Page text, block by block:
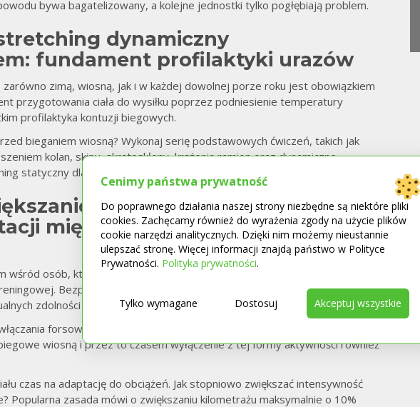
bywa bagatelizowany, a kolejne jednostki tylko pogłębiają problem.
dynamiczny
fundament profilaktyki urazów
zimą, wiosną, jak i w każdej dowolnej porze roku jest obowiązkiem
przygotowania ciała do wysiłku poprzez podniesienie temperatury
profilaktyka kontuzji biegowych.
bieganiem wiosną? Wykonaj serię podstawowych ćwiczeń, takich jak
kolan, skipy, skrętoskłony, krążenia ramion oraz dynamiczne
statyczny dla biegaczy lepiej wykonywać po zakończeniu treningu.
intensywności treningów:
mięśni i ścięgien po zimowej
wśród osób, które sezonowo uprawiają aktywność fizyczną, jest dobranie
Bezpieczne bieganie wiosną to przede wszystkim takie, które jest
zdolności wysiłkowych.
forsownych treningów bez uprzedniego przygotowania mogą
wiosną i przez to czasem wyłączenie z tej formy aktywności również
czas na adaptację do obciążeń. Jak stopniowo zwiększać intensywność
Popularna zasada mówi o zwiększaniu kilometrażu maksymalnie o 10%
Cenimy państwa prywatność
Do poprawnego działania naszej strony niezbędne są niektóre pliki
cookies. Zachęcamy również do wyrażenia zgody na użycie plików
cookie narzędzi analitycznych. Dzięki nim możemy nieustannie
ulepszać stronę. Więcej informacji znajdą państwo w Polityce
Prywatności. Polityka prywatności.
Dostosuj
Tylko wymagane Akceptuj wszystkie
To